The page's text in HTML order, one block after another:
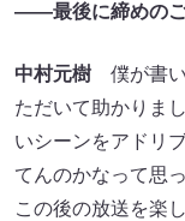
――最後に締めのご
中村元樹 僕が書い
ただいて助かりま
いシーンをアドリ
てんのかなって思
この後の放送を楽